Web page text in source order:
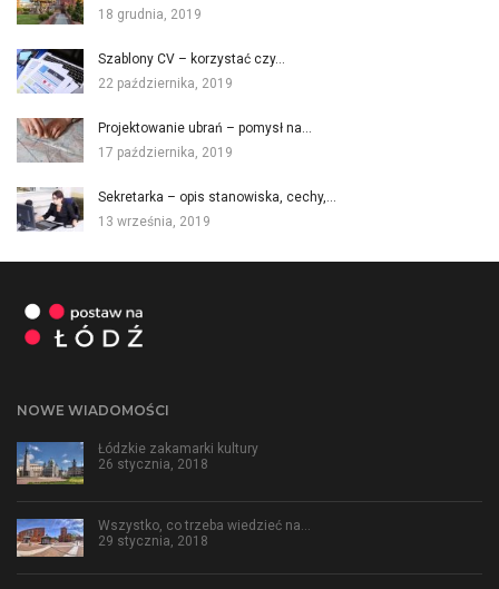
18 grudnia, 2019
Szablony CV – korzystać czy…
22 października, 2019
Projektowanie ubrań – pomysł na…
17 października, 2019
Sekretarka – opis stanowiska, cechy,…
13 września, 2019
NOWE WIADOMOŚCI
Łódzkie zakamarki kultury
26 stycznia, 2018
Wszystko, co trzeba wiedzieć na…
29 stycznia, 2018